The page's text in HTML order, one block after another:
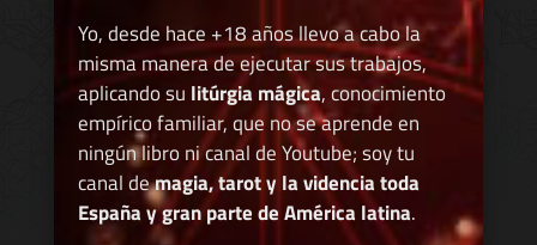
Yo, desde hace +18 años llevo a cabo la
misma manera de ejecutar sus trabajos,
aplicando su litúrgia mágica, conocimiento
empírico familiar, que no se aprende en
ningún libro ni canal de Youtube; soy tu
canal demagia, tarot y la videncia toda
España y gran parte de América latina.